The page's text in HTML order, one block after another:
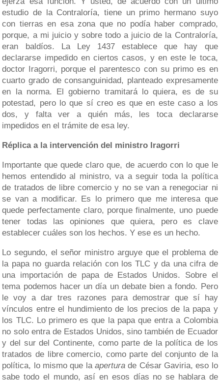
estudio de la Contraloría, tiene un primo hermano suyo
con tierras en esa zona que no podía haber comprado,
porque, a mi juicio y sobre todo a juicio de la Contraloría,
eran baldíos. La Ley 1437 establece que hay que
declararse impedido en ciertos casos, y en este le toca,
doctor Iragorri, porque el parentesco con su primo es en
cuarto grado de consanguinidad, planteado expresamente
en la norma. El gobierno tramitará lo quiera, es de su
potestad, pero lo que sí creo es que en este caso a los
dos, y falta ver a quién más, les toca declararse
impedidos en el trámite de esa ley.
Réplica a la intervención del ministro Iragorri
Importante que quede claro que, de acuerdo con lo que le
hemos entendido al ministro, va a seguir toda la política
de tratados de libre comercio y no se van a renegociar ni
se van a modificar. Es lo primero que me interesa que
quede perfectamente claro, porque finalmente, uno puede
tener todas las opiniones que quiera, pero es clave
establecer cuáles son los hechos. Y ese es un hecho.
Lo segundo, el señor ministro arguye que el problema de
la papa no guarda relación con los TLC y da una cifra de
una importación de papa de Estados Unidos. Sobre el
tema podemos hacer un día un debate bien a fondo. Pero
le voy a dar tres razones para demostrar que sí hay
vínculos entre el hundimiento de los precios de la papa y
los TLC. Lo primero es que la papa que entra a Colombia
no solo entra de Estados Unidos, sino también de Ecuador
y del sur del Continente, como parte de la política de los
tratados de libre comercio, como parte del conjunto de la
política, lo mismo que la apertura de César Gaviria, eso lo
sabe todo el mundo, así en esos días no se hablara de